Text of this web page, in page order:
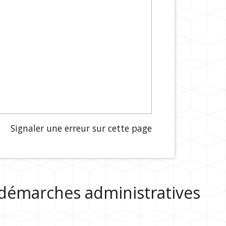
Signaler une erreur sur cette page
administratives